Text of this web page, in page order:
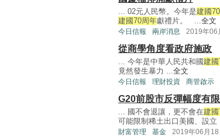
... 02元人民幣。今年是建國
建國70周年獻禮片。 ...全文
今日信報 兩岸消息 2019年06
從商學角度看政府施政
... 今年是中華人民共和國建
竟然發生暴力 ...全文
今日信報 理財投資 商管啟示
G20前股市反彈幅度有限
... 國不會退讓，更不會在建
可能限制稀土出口美國、設立
財富管理 基金 2019年06月18